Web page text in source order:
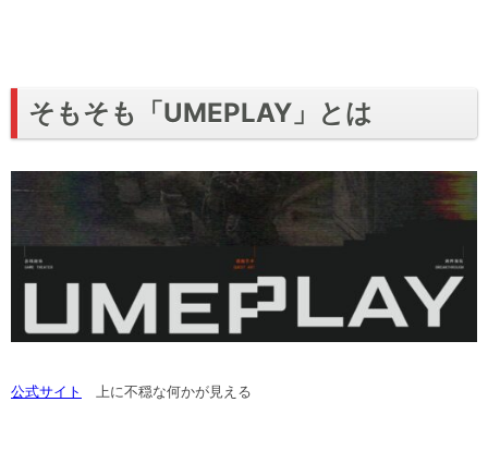
そもそも「UMEPLAY」とは
公式サイト 上に不穏な何かが見える